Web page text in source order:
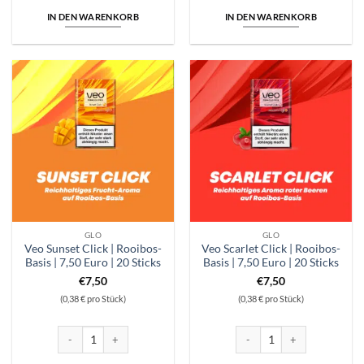
IN DEN WARENKORB IN DEN WARENKORB
GLO
Veo Sunset Click | Rooibos-
Basis | 7,50 Euro | 20 Sticks
€7,50
(0,38 € pro Stück)
Veo Sunset Click | Rooibos-Basis | 7,50 Euro | 20 Sticks Menge
GLO
Veo Scarlet Click | Rooibos-
Basis | 7,50 Euro | 20 Sticks
€7,50
(0,38 € pro Stück)
Veo Scarlet Click | Rooibos-